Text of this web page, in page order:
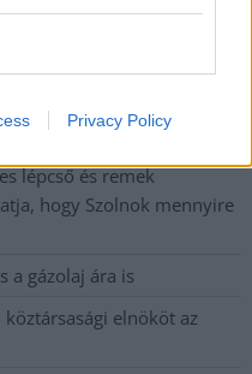
Privacy Policy
János fizetéslevonást
vittek haza
lépcső és remek
hogy Szolnok mennyire
a gázolaj ára is
elnököt az